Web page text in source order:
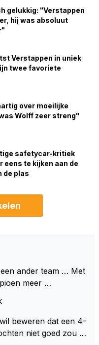
gelukkig: "Verstappen
hij was absoluut
Verstappen in uniek
twee favoriete
over moeilijke
Wolff zeer streng"
safetycar-kritiek
eens te kijken aan de
de plas
ander team … Met
meer …
beweren dat een 4-
niet goed zou n